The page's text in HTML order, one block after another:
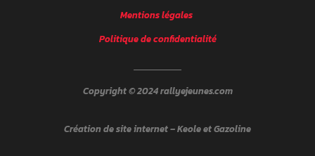
Mentions légales
Politique de confidentialité
Copyright © 2024 rallyejeunes.com
Création de site internet– Keole et Gazoline